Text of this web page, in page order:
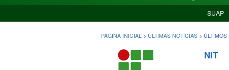
SUAP
PÁGINA INICIAL > ÚLTIMAS NOTÍCIAS >
NIT